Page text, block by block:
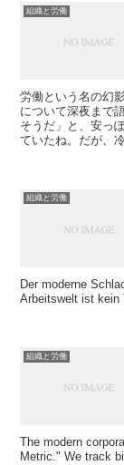
組織と労働
労働という名の幻
について深夜まで
そうだ」と、安っ
ていたね。だが、
組織と労働
Der moderne
Arbeitswelt ist kein
組織と労働
The modern
Metric." We track